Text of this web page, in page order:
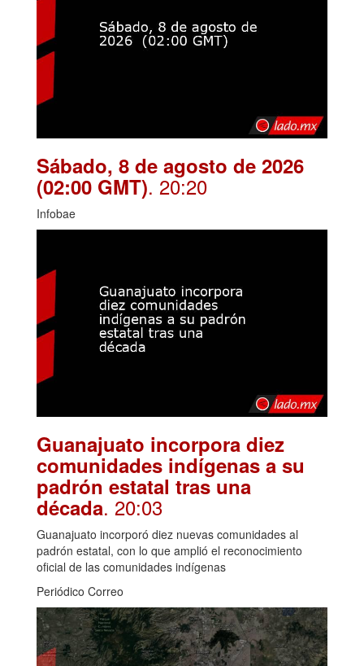
Sábado, 8 de agosto de 2026
(02:00 GMT). 20:20
Infobae
Guanajuato incorpora diez
comunidades indígenas a su
padrón estatal tras una
década. 20:03
Guanajuato incorporó diez nuevas comunidades al
padrón estatal, con lo que amplió el reconocimiento
oficial de las comunidades indígenas
Periódico Correo